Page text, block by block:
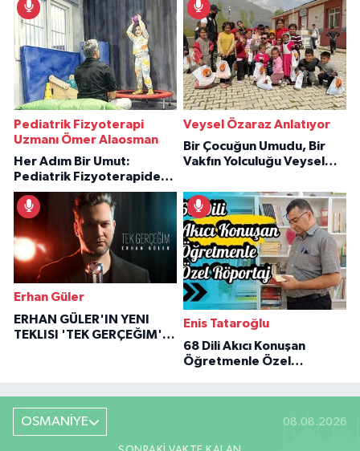
Pediatrik Fizyoterapi
Uzmanı Ömer Alaosman
Her Adım Bir Umut:
Pediatrik Fizyoterapiden
İlham Veren Hikâyeler
Veysel Özaraz Anlatıyor
Bir Çocuğun Umudu, Bir
Vakfın Yolculuğu Veysel
Erhan Güler
ERHAN GÜLER'IN YENI
TEKLISI 'TEK GERÇEĞIM'LE
Enis Tataroğlu
68 Dili Akıcı Konuşan
Öğretmenle Özel
OSMANİYE 08.08.2026